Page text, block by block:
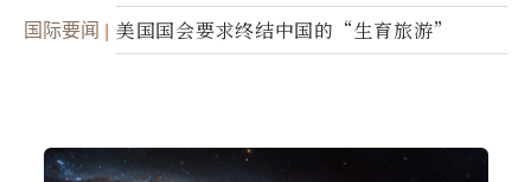
面入侵的可能性
国际要闻 美国国会要求终结中国的“生育旅游”